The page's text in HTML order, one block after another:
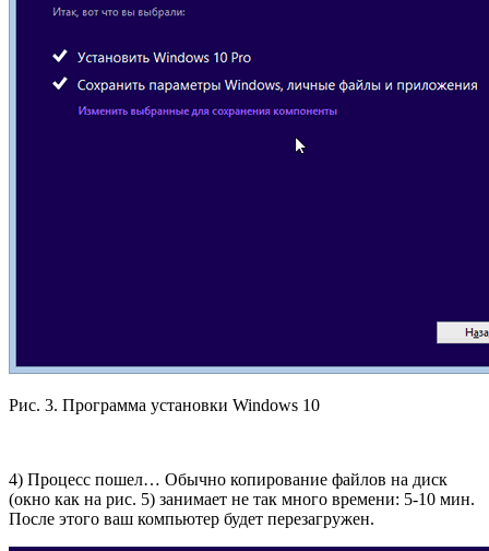
Рис. 3. Программа установки Windows 10
4) Процесс пошел… Обычно копирование файлов на диск
(окно как на рис. 5) занимает не так много времени: 5-10 мин.
После этого ваш компьютер будет перезагружен.